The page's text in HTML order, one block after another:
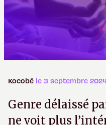
Kocobé le 3 septembre
Genre délaissé
ne voit plus